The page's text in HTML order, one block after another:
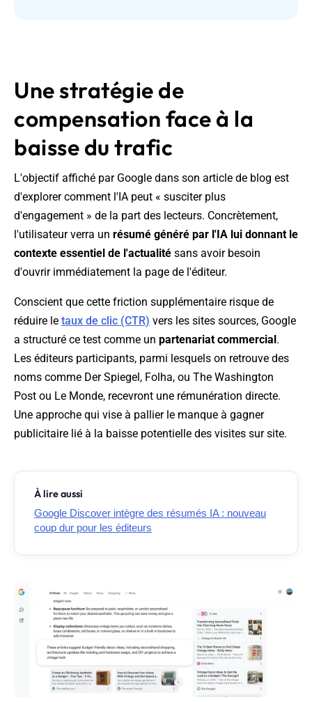
Une stratégie de
compensation face à la
baisse du trafic
L'objectif affiché par Google dans son article de blog est
d'explorer comment l'IA peut « susciter plus
d'engagement » de la part des lecteurs. Concrètement,
l'utilisateur verra un résumé généré par l'IA lui donnant le
contexte essentiel de l'actualité sans avoir besoin
d'ouvrir immédiatement la page de l'éditeur.
Conscient que cette friction supplémentaire risque de
réduire le taux de clic (CTR) vers les sites sources, Google
a structuré ce test comme un partenariat commercial .
Les éditeurs participants, parmi lesquels on retrouve des
noms comme Der Spiegel, Folha, ou The Washington
Post ou Le Monde, recevront une rémunération directe.
Une approche qui vise à pallier le manque à gagner
publicitaire lié à la baisse potentielle des visites sur site.
À lire aussi
Google Discover intègre des résumés IA : nouveau
coup dur pour les éditeurs